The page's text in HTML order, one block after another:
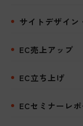
サイトデザイン
EC売上アップ
EC立ち上げ
ECセミナーレ